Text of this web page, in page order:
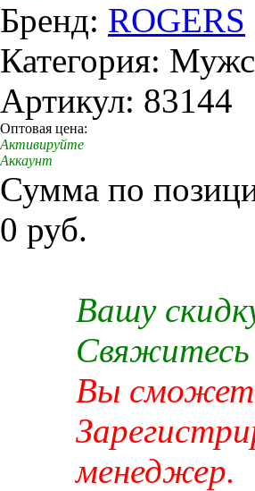
Бренд: ROGERS
Категория:
Артикул: 83144
Оптовая цена:
Активируйте
Аккаунт
Сумма по
0 руб.
Вашу
Вы
менеджер.